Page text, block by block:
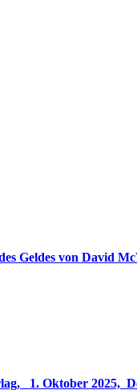
Geldes von David
Erstausgabe, Seitenzahl der